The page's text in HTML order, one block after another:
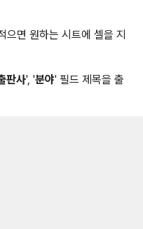
으면 원하는 시트에 셀을 지
판사', '분야' 필드 제목을 출